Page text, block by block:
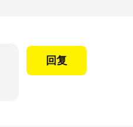
回复